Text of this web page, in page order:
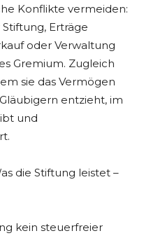
Konflikte vermeiden:
Erträge
oder Verwaltung
Gremium. Zugleich
sie das Vermögen
entzieht, im
und
die Stiftung leistet –
kein steuerfreier